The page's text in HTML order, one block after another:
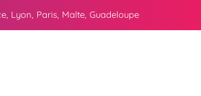
Lyon, Paris, Malte, Guadeloupe